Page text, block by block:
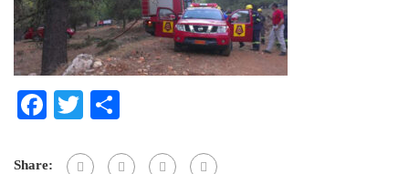
Facebook
Twitter
Share: